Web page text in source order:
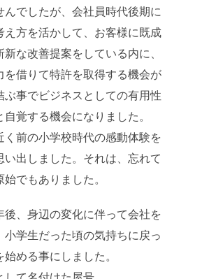
んでしたが、会社員時代後期に
え方を活かして、お客様に既成
な改善提案をしている内に、
を借りて特許を取得する機会が
ぶ事でビジネスとしての有用性
自覚する機会になりました。
く前の小学校時代の感動体験を
い出しました。それは、忘れて
でもありました。
後、身辺の変化に伴って会社を
小学生だった頃の気持ちに戻っ
める事にしました。